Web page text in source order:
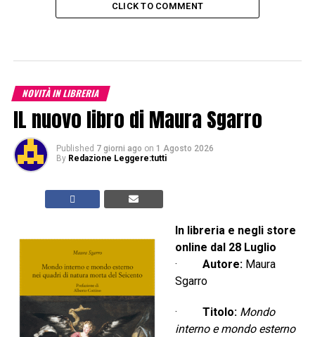
CLICK TO COMMENT
NOVITÀ IN LIBRERIA
IL nuovo libro di Maura Sgarro
Published 7 giorni ago on 1 Agosto 2026
By Redazione Leggere:tutti
In libreria e negli store
online dal 28 Luglio
· Autore:Maura
Sgarro
· Titolo: Mondo
interno e mondo esterno